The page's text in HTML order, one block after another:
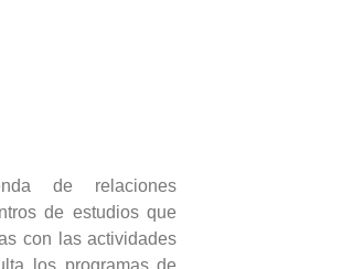
de relaciones
de estudios que
con las actividades
los programas de